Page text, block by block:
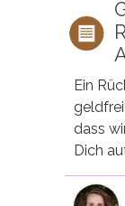
Ein
dass
Dich